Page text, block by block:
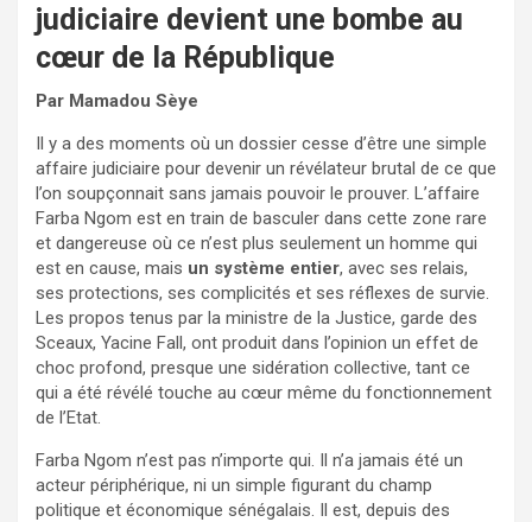
judiciaire devient une bombe au
cœur de la République
Par Mamadou Sèye
Il y a des moments où un dossier cesse d’être une simple
affaire judiciaire pour devenir un révélateur brutal de ce que
l’on soupçonnait sans jamais pouvoir le prouver. L’affaire
Farba Ngom est en train de basculer dans cette zone rare
et dangereuse où ce n’est plus seulement un homme qui
est en cause, mais un système entier, avec ses relais,
ses protections, ses complicités et ses réflexes de survie.
Les propos tenus par la ministre de la Justice, garde des
Sceaux, Yacine Fall, ont produit dans l’opinion un effet de
choc profond, presque une sidération collective, tant ce
qui a été révélé touche au cœur même du fonctionnement
de l’Etat.
Farba Ngom n’est pas n’importe qui. Il n’a jamais été un
acteur périphérique, ni un simple figurant du champ
politique et économique sénégalais. Il est, depuis des